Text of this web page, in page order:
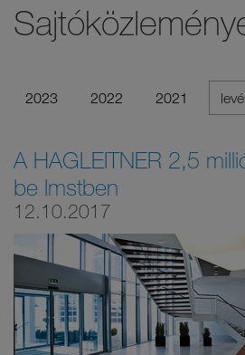
2023 2022 2021
A HAGLEITNER 2,5
be Imstben
12.10.2017